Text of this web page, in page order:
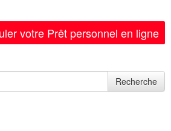
votre Prêt personnel en ligne
Recherche